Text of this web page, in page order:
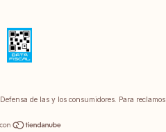
Defensa de las y los consumidores. Para reclamos